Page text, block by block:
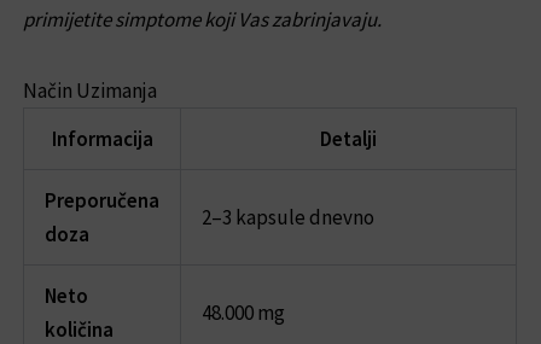
primijetite simptome koji Vas zabrinjavaju.
Način Uzimanja
Informacija
Detalji
Preporučena
doza
2–3 kapsule dnevno
Neto
količina
48.000 mg